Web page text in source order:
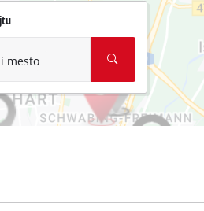
mesto